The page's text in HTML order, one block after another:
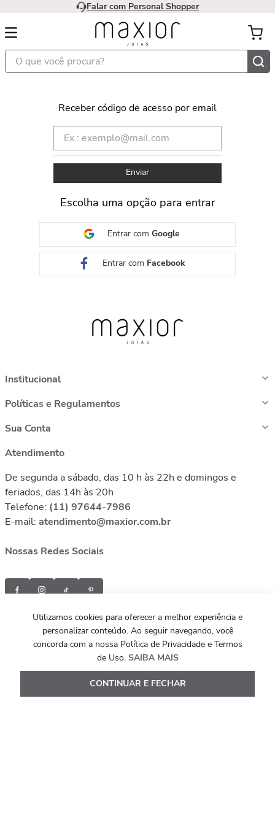
Falar com Personal Shopper
O que você procura?
Escolha uma opção para entrar
Entrar com Google
Entrar com Facebook
Receber código de acesso por email
Enviar
Institucional
Políticas e Regulamentos
Sua Conta
Atendimento
De segunda a sábado, das 10 h às 22h e domingos e
feriados, das 14h às 20h
Telefone: (11) 97644-7986
E-mail: atendimento@maxior.com.br
Nossas Redes Sociais
Formas de pagamento e bandeiras aceitas
Utilizamos cookies para oferecer a melhor experiência e
personalizar conteúdo. Ao seguir navegando, você
concorda com a nossa Política de Privacidade e Termos
de Uso. SAIBA MAIS
CONTINUAR E FECHAR